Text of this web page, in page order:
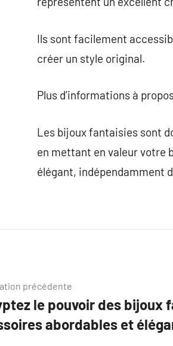
Ils sont facilement
créer un style original.
Plus d’informations à
Les bijoux fantaisies sont
en mettant en valeur votre
élégant, indépendamment
précédente
le pouvoir des bijoux
abordables et